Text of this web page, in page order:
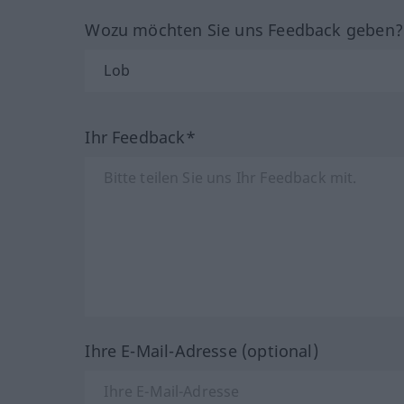
Wozu möchten Sie uns Feedback
Ihr Feedback*
Ihre E-Mail-Adresse (optional)